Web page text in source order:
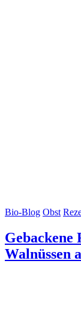
Bio-Blog Obst
Gebackene
Walnüssen